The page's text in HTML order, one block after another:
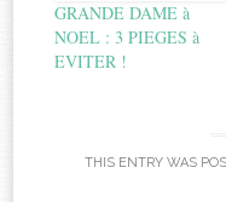
GRANDE DAME à
NOEL : 3 PIEGES à
EVITER !
THIS ENTRY WAS